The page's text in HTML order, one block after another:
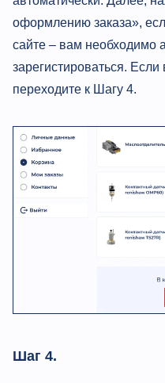
оформлению заказа»,
сайте – вам необходимо
зарегистироваться.
переходите к Шагу 4.
Шаг 4.